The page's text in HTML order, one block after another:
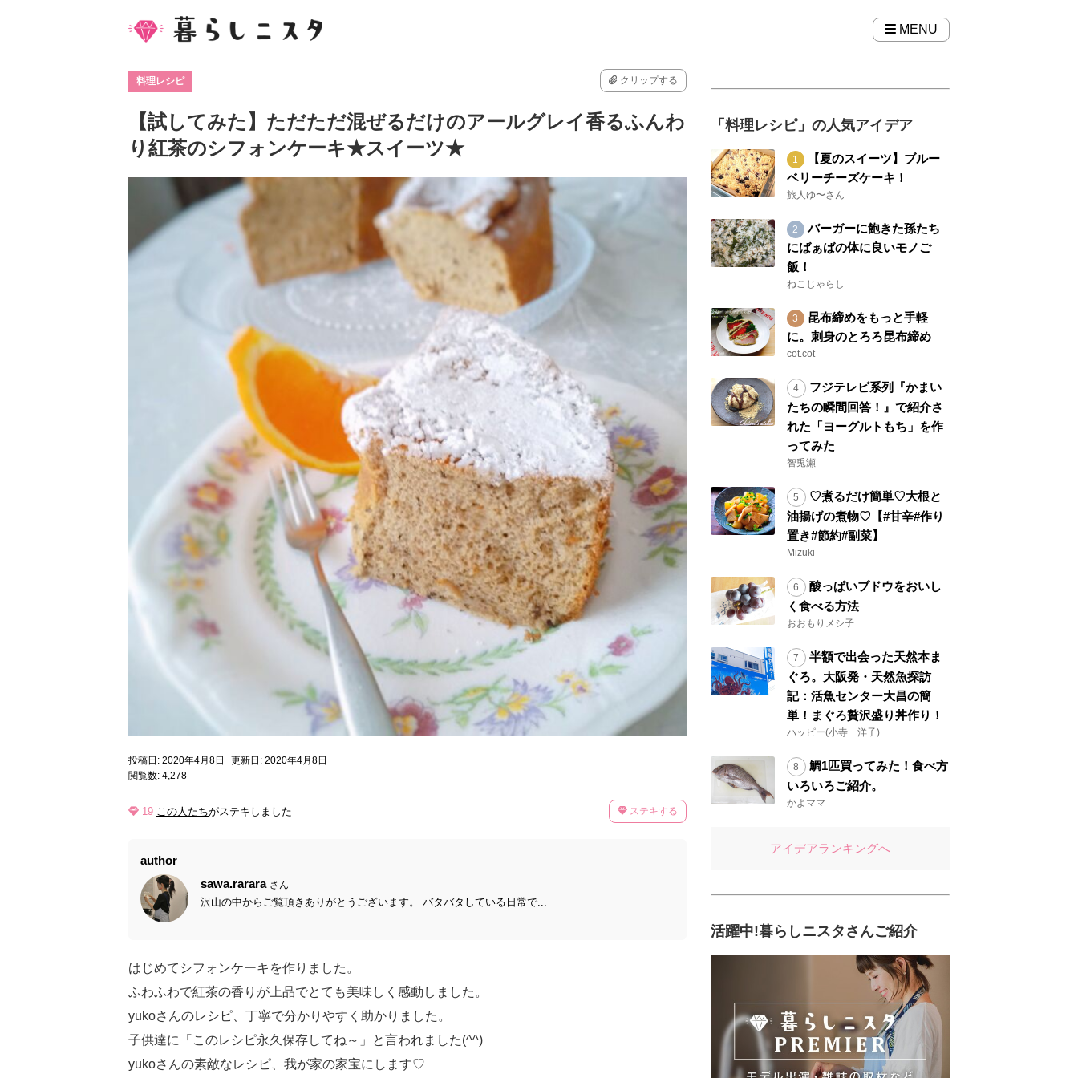
MENU
料理レシピ クリップする
【試してみた】ただただ混ぜるだけのアールグレイ香るふんわ
り紅茶のシフォンケーキ★スイーツ★
投稿日: 2020年4月8日
更新日: 2020年4月8日
閲覧数: 4,278
19 この人たちがステキしました ステキする
author
sawa.rarara さん
沢山の中からご覧頂きありがとうございます。 バタバタしている日常で...
はじめてシフォンケーキを作りました。
ふわふわで紅茶の香りが上品でとても美味しく感動しました。
yukoさんのレシピ、丁寧で分かりやすく助かりました。
子供達に「このレシピ永久保存してね～」と言われました(^^)
yukoさんの素敵なレシピ、我が家の家宝にします♡
「料理レシピ」の人気アイデア
【夏のスイーツ】ブルー
ベリーチーズケーキ！
旅人ゆ〜さん
バーガーに飽きた孫たち
にばぁばの体に良いモノご
飯！
ねこじゃらし
昆布締めをもっと手軽
に。刺身のとろろ昆布締め
cot.cot
フジテレビ系列『かまい
たちの瞬間回答！』で紹介さ
れた「ヨーグルトもち」を作
ってみた
智兎瀬
♡煮るだけ簡単♡大根と
油揚げの煮物♡【#甘辛#作り
置き#節約#副菜】
Mizuki
酸っぱいブドウをおいし
く食べる方法
おおもりメシ子
半額で出会った天然本ま
ぐろ。大阪発・天然魚探訪
記：活魚センター大昌の簡
単！まぐろ贅沢盛り丼作り！
ハッピー(小寺 洋子)
鯛1匹買ってみた！食べ方
いろいろご紹介。
かよママ
アイデアランキングへ
活躍中!暮らしニスタさんご紹介